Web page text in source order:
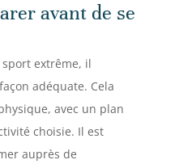
avant de se
sport extrême, il
adéquate. Cela
avec un plan
choisie. Il est
auprès de